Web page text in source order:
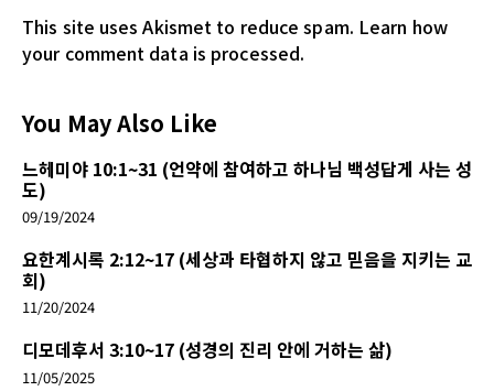
This site uses Akismet to reduce spam. Learn how
your comment data is processed.
You May Also Like
느헤미야 10:1~31 (언약에 참여하고 하나님 백성답게 사는 성
도)
09/19/2024
요한계시록 2:12~17 (세상과 타협하지 않고 믿음을 지키는 교
회)
11/20/2024
디모데후서 3:10~17 (성경의 진리 안에 거하는 삶)
11/05/2025